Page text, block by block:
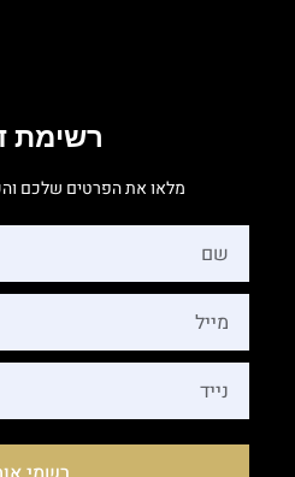
רשימת
מלאו את הפרטים שלכם